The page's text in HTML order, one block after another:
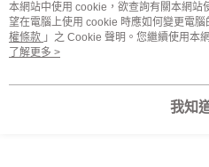
熱門標籤
本網站中使用 cookie，欲查詢有關本網站
望在電腦上使用 cookie 時應如何變更電
權條款 」之 Cookie 聲明。您繼續使用本
用條款之 Cookie 聲明使用 cookie。
了解更多 >
我知